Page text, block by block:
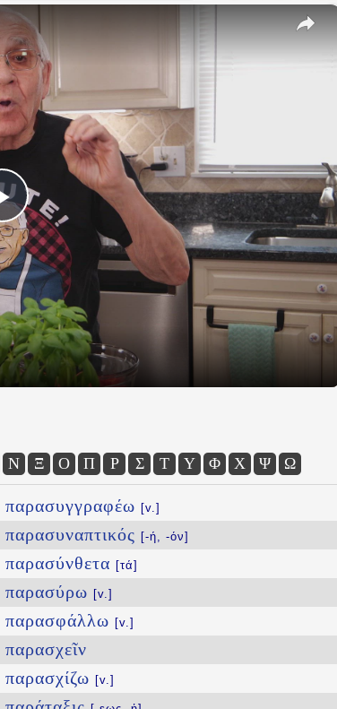
×
Play
Video
Ν Ξ Ο Π Ρ Σ Τ Υ Φ Χ Ψ Ω
παρασυγγραφέω [v.]
παρασυναπτικός [-ή, -όν]
παρασύνθετα [τά]
παρασύρω [v.]
παρασφάλλω [v.]
παρασχεῖν
παρασχίζω [v.]